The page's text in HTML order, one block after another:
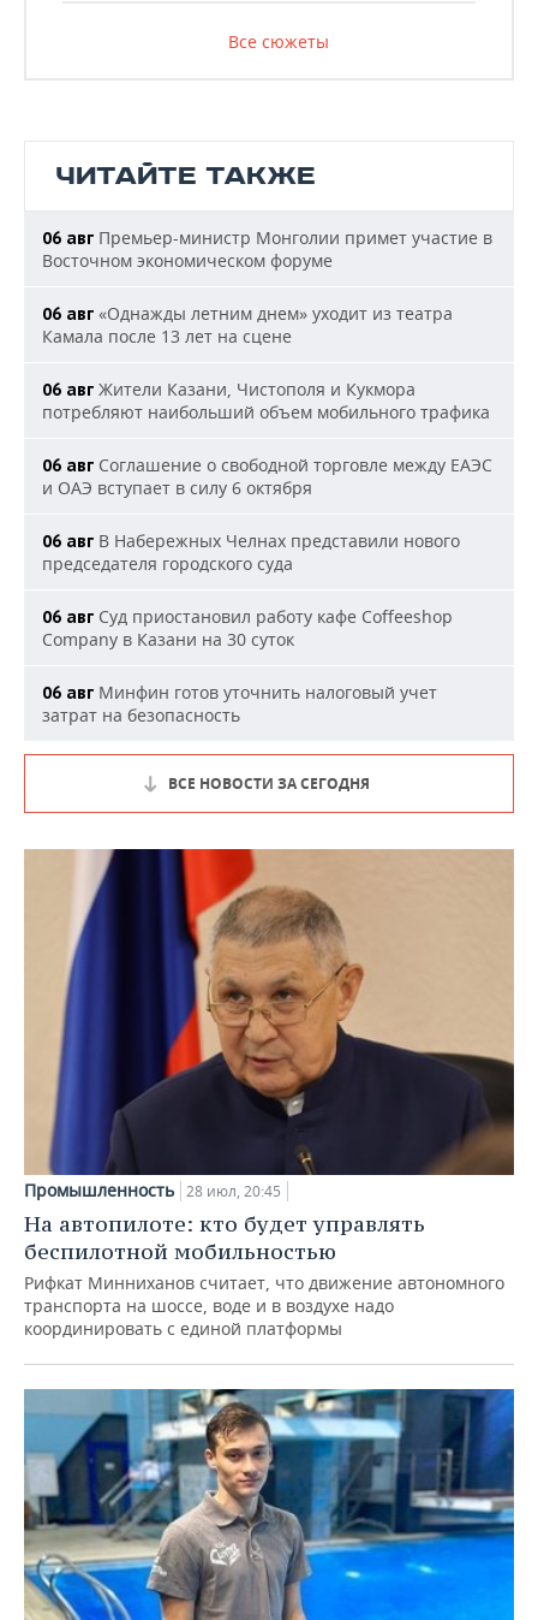
Все сюжеты
ЧИТАЙТЕ ТАКЖЕ
06 авг Премьер-министр Монголии примет участие в
Восточном экономическом форуме
06 авг «Однажды летним днем» уходит из театра
Камала после 13 лет на сцене
06 авг Жители Казани, Чистополя и Кукмора
потребляют наибольший объем мобильного трафика
06 авг Соглашение о свободной торговле между ЕАЭС
и ОАЭ вступает в силу 6 октября
06 авг В Набережных Челнах представили нового
председателя городского суда
06 авг Суд приостановил работу кафе Coffeeshop
Company в Казани на 30 суток
06 авг Минфин готов уточнить налоговый учет
затрат на безопасность
ВСЕ НОВОСТИ ЗА СЕГОДНЯ
Промышленность 28 июл, 20:45
На автопилоте: кто будет управлять
беспилотной мобильностью
Рифкат Минниханов считает, что движение автономного
транспорта на шоссе, воде и в воздухе надо
координировать с единой платформы